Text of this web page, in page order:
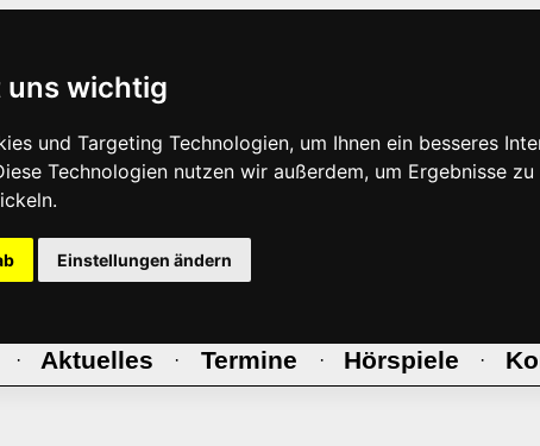
uns wichtig
und Targeting Technologien, um Ihnen ein besseres
Technologien nutzen wir außerdem, um Ergebnisse
Einstellungen ändern
· Aktuelles · Termine · Hörspiele ·